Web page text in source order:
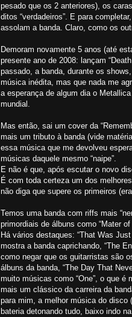
pesado que os 2 anteriores), os
ditos “verdadeiros”. E para
assolam a banda. Claro, como os
Demoram novamente 5 anos (até
presente ano de 2008: lançam
passado, a banda, durante os
música inédita, mas que nada me
a esperança de algum dia o
mundial.
Mas então, sai um cover da
mais um tributo à banda (vide
essa música que me devolveu
músicas daquele mesmo “naipe”.
E não é que, após escutar o novo
É com toda certeza um dos
não diga que supere os primeiros
Temos uma banda com riffs mais
primordiais de álbuns como “Mater
Há vários destaques: “That Was
mostra a banda caprichando, “The
como negar que os guitarristas são
álbuns da banda, “The Day That
muito músicas como “One”, o que é
mais um clássico da carreira da
para mim, a melhor música do disco
bateria detonando tudo, baixo indo